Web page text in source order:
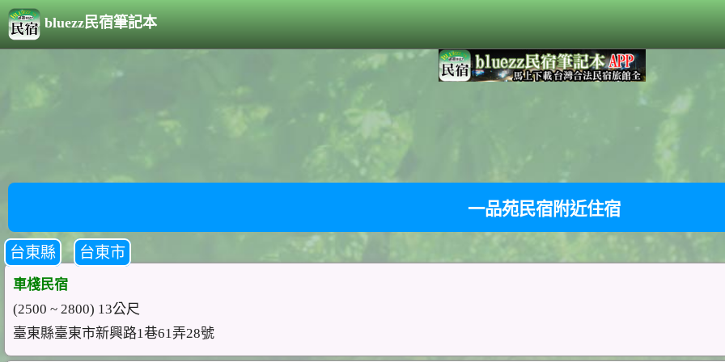
bluezz民宿筆記本
一品苑民宿附近住宿
台東縣 台東市
車棧民宿
(2500 ~ 2800) 13公尺
臺東縣臺東市新興路1巷61弄28號